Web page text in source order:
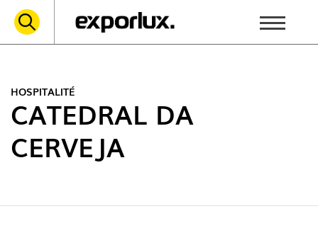
HOSPITALITÉ
CATEDRAL DA
CERVEJA